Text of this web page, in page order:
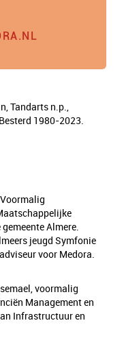
Tandarts n.p.,
1980-2023.
Almere.
jeugd Symfonie
voor Medora.
voormalig
Management en
Infrastructuur en